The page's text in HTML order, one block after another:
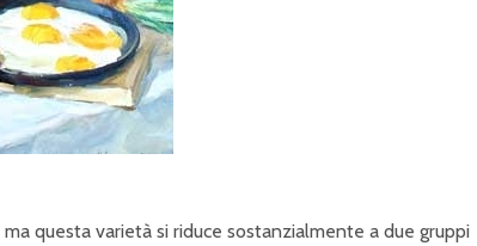
questa varietà si riduce sostanzialmente a due gruppi